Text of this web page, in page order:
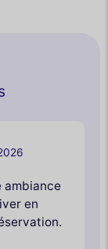
ambiance
en